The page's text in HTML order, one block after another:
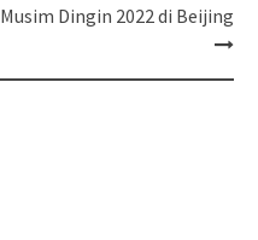
Musim Dingin 2022 di Beijing